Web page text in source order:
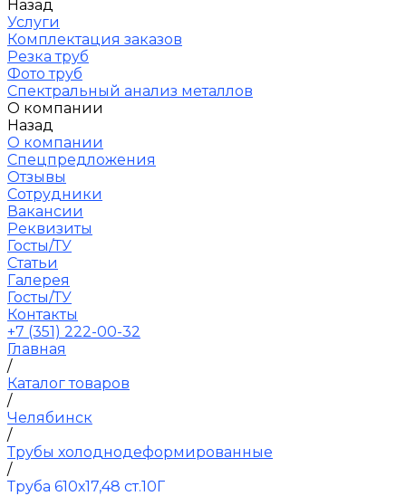
Назад
Услуги
Комплектация заказов
Резка труб
Фото труб
Спектральный анализ металлов
О компании
Назад
О компании
Спецпредложения
Отзывы
Сотрудники
Вакансии
Реквизиты
Госты/ТУ
Статьи
Галерея
Госты/ТУ
Контакты
+7 (351) 222-00-32
Главная
/
Каталог товаров
/
Челябинск
/
Трубы холоднодеформированные
/
Труба 610х17,48 ст.10Г